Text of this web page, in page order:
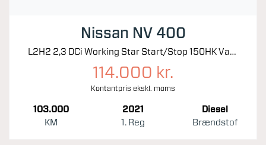
Nissan NV 400
L2H2 2,3 DCi Working Star Start/Stop 150HK Van 6g
114.000 kr.
Kontantpris ekskl. moms
103.000
KM
2021
1. Reg
Diesel
Brændstof